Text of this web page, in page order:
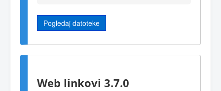
Pogledaj datoteke
Web linkovi 3.7.0